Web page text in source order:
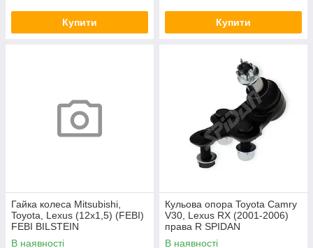
Купити Купити
Гайка колеса Mitsubishi,
Toyota, Lexus (12x1,5) (FEBI)
FEBI BILSTEIN
В наявності
Кульова опора Toyota Camry
V30, Lexus RX (2001-2006)
права R SPIDAN
В наявності